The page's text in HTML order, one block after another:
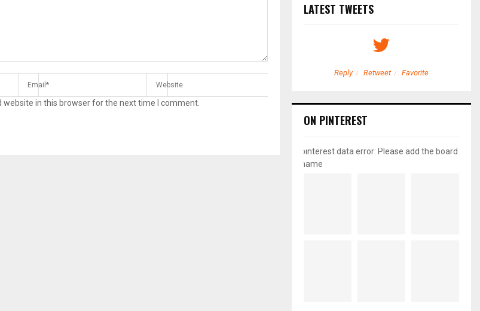
website in this browser for the next time I comment.
LATEST TWEETS
Reply Retweet Favorite Reply Retweet Favorite Reply Retweet Favorite
ON PINTEREST
pinterest data error: Please add the board
name